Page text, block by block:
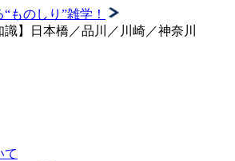
ものしり”雑学！
識】日本橋／品川／川崎／神奈川
て